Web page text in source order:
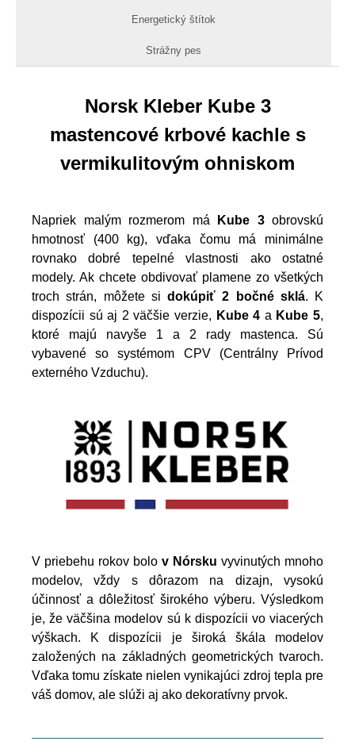
Energetický štítok
Strážny pes
Norsk Kleber Kube 3
mastencové krbové kachle s
vermikulitovým ohniskom
Napriek malým rozmerom má Kube 3obrovskú
hmotnosť (400 kg), vďaka čomu má minimálne
rovnako dobré tepelné vlastnosti ako ostatné
modely. Ak chcete obdivovať plamene zo všetkých
troch strán, môžete si dokúpiť 2 bočné sklá. K
dispozícii sú aj 2 väčšie verzie, Kube 4 a Kube 5,
ktoré majú navyše 1 a 2 rady mastenca. Sú
vybavené so systémom CPV (Centrálny Prívod
externého Vzduchu).
V priebehu rokov bolo v Nórsku vyvinutých mnoho
modelov, vždy s dôrazom na dizajn, vysokú
účinnosť a dôležitosť širokého výberu. Výsledkom
je, že väčšina modelov sú k dispozícii vo viacerých
výškach. K dispozícii je široká škála modelov
založených na základných geometrických tvaroch.
Vďaka tomu získate nielen vynikajúci zdroj tepla pre
váš domov, ale slúži aj ako dekoratívny prvok.